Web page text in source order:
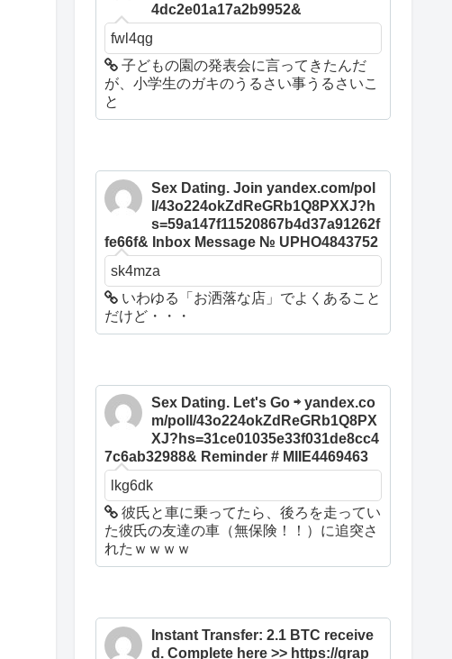
4dc2e01a17a2b9952&
fwl4qg
子どもの園の発表会に言ってきたんだ
が、小学生のガキのうるさい事うるさいこ
と
Sex Dating. Join yandex.com/pol
l/43o224okZdReGRb1Q8PXXJ?h
s=59a147f11520867b4d37a91262f
fe66f& Inbox Message № UPHO4843752
sk4mza
いわゆる「お洒落な店」でよくあること
だけど・・・
Sex Dating. Let's Go ⇨ yandex.co
m/poll/43o224okZdReGRb1Q8PX
XJ?hs=31ce01035e33f031de8cc4
7c6ab32988& Reminder # MIIE4469463
lkg6dk
彼氏と車に乗ってたら、後ろを走ってい
た彼氏の友達の車（無保険！！）に追突さ
れたｗｗｗｗ
Instant Transfer: 2.1 BTC receive
d. Complete here >> https://grap